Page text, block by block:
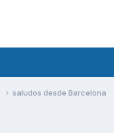
saludos desde Barcelona